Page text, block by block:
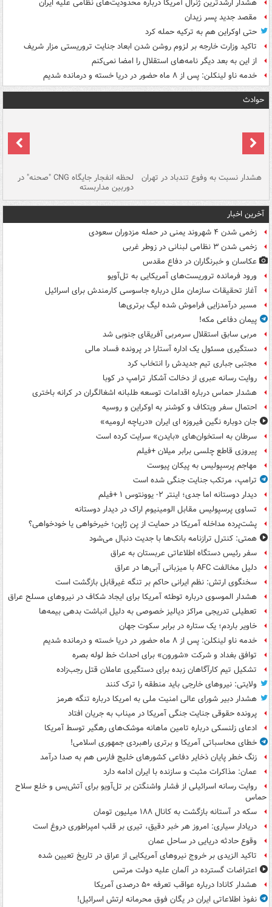
هشدار ارشدترین ژنرال آمریکا درباره محدودیت‌های نظامی علیه ایران
مقصد جدید پسر زیدان
حتی اوکراین هم به ترکیه حمله کرد
تاکید وزارت خارجه بر لزوم روشن شدن ابعاد جنایت تروریستی مزار شریف
از این به بعد دیگر نامه‌های استقلال را امضا نمی‌کنم
خدمه ناو لینکلن: پس از ۸ ماه حضور در دریا خسته و درمانده‌ شدیم
حوادث
هشدار نسبت به وفوع تندباد در تهران لحظه انفجار جایگاه CNG "صحنه" در
دوربین مداربسته
آخرین اخبار
زخمی شدن ۴ شهروند یمنی در حمله مزدوران سعودی
زخمی شدن ۳ نظامی لبنانی در زوطر غربی
عکاسان و خبرنگاران در دفاع مقدس
ورود فرمانده تروریست‌های آمریکایی به تل‌آویو
آغاز تحقیقات سازمان ملل درباره جاسوسی کارمندش برای اسرائیل
مسیر درآمدزایی فراموش شده لیگ برتری‌ها
پیمان دفاعی مکه!
مربی سابق استقلال سرمربی آفریقای جنوبی شد
دستگیری مسئول یک اداره آستارا در پرونده فساد مالی
مجتبی جباری تیم جدیدش را انتخاب کرد
روایت رسانه عبری از دخالت آشکار ترامپ در کوبا
هشدار حماس درباره اقدامات توسعه طلبانه اشغالگران در کرانه باختری
احتمال سفر ویتکاف و کوشنر به اوکراین و روسیه
جان دوباره نگین فیروزه ای ایران «دریاچه ارومیه»
سرطان به استخوان‌های «بایدن» سرایت کرده است
پیروزی قاطع چلسی برابر میلان +فیلم
مهاجم پرسپولیس به پیکان پیوست
ترامپ، مرتکب جنایت جنگی شده است
دیدار دوستانه اما جدی؛ اینتر ۲- یوونتوس ۱ +فیلم
تساوی پرسپولیس مقابل الومینیوم اراک در دیدار دوستانه
پشت‌پرده مداخله آمریکا در حمایت از یِن ژاپن؛ خیرخواهی یا خودخواهی؟
همتی: کنترل ترازنامه بانک‌ها با جدیت دنبال می‌شود
سفر رئیس دستگاه اطلاعاتی عربستان به عراق
دلیل مخالفت AFC با میزبانی آبی‌ها در عراق
سخنگوی ارتش: نظم ایرانی حاکم بر تنگه غیرقابل بازگشت است
هشدار الموسوی درباره توطئه آمریکا برای ایجاد شکاف در نیروهای مسلح عراق
تعطیلی تدریجی مراکز دیالیز خصوصی به دلیل انباشت بدهی بیمه‌ها
خاویر باردم؛ یک ستاره در برابر سکوت جهان
خدمه ناو لینکلن: پس از ۸ ماه حضور در دریا خسته و درمانده‌ شدیم
توافق بغداد و شرکت «شورون» برای احداث خط لوله بصره
تشکیل تیم کارآگاهان زبده برای دستگیری عاملان قتل رجب‌زاده
ولایتی: نیروهای خارجی باید منطقه را ترک کنند
هشدار دبیر شورای عالی امنیت ملی به امریکا درباره تنگه هرمز
پرونده حقوقی جنایت جنگی آمریکا در میناب به جریان افتاد
ادعای زلنسکی درباره تامین ماهانه موشک‌های رهگیر توسط آمریکا
خطای محاسباتی آمریکا و برتری راهبردی جمهوری اسلامی!
زنگ خطر پایان ذخایر دفاعی کشورهای خلیج فارس هم به صدا درآمد
عمان: مذاکرات مثبت و سازنده با ایران ادامه دارد
روایت رسانه اسرائیلی از فشار واشنگتن بر تل‌آویو برای آتش‌بس و خلع سلاح
حماس
سکه در آستانه بازگشت به کانال ۱۸۸ میلیون تومان
دریادار سیاری: امروز هر خبر دقیق، تیری بر قلب امپراطوری دروغ است
وقوع حادثه دریایی در ساحل عمان
تاکید الزیدی بر خروج نیروهای آمریکایی از عراق در تاریخ تعیین شده
اعتراضات گسترده در آلمان علیه دولت مرتس
هشدار کانادا درباره عواقب تعرفه ۵۰ درصدی آمریکا
نفوذ اطلاعاتی ایران در یگان فوق محرمانه ارتش اسرائیل!